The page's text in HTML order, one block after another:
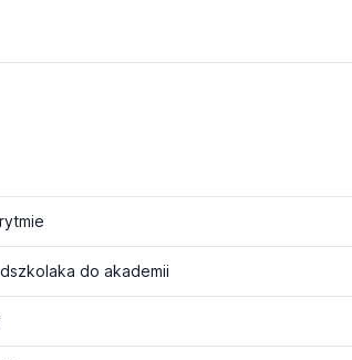
do akademii